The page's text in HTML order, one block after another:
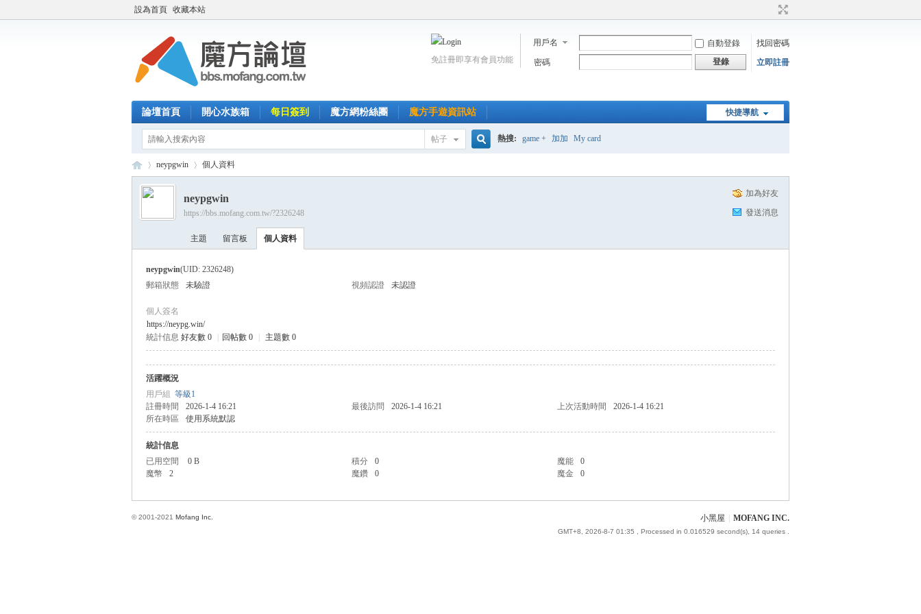
設為首頁 收藏本站
用戶名 自動登錄
找回密碼
密碼
登錄 立即註冊
免註冊即享有會員功能
快捷導航
論壇首頁 開心水族箱 每日簽到 魔方網粉絲團 魔方手遊資訊站
帖子 熱搜: game + 加加 My card
›
neypgwin 個人資料
加為好友
發送消息
neypgwin
https://bbs.mofang.com.tw/?2326248
主題 留言板 個人資料
neypgwin(UID: 2326248)
郵箱狀態
未驗證 視頻認證 未認證
個人簽名
https://neypg.win/
統計信息 好友數 0 回帖數 0 主題數 0
活躍概況
用戶組 等級1
註冊時間
2026-1-4 16:21 最後訪問 2026-1-4 16:21 上次活動時間
2026-1-4 16:21
所在時區
使用系統默認
統計信息
已用空間
0 B 積分 0 魔能
0
魔幣
2 魔鑽 0 魔金 0
小黑屋 MOFANG INC.
GMT+8, 2026-8-7 01:35 , Processed in 0.016529 second(s), 14 queries .
© 2001-2021 Mofang Inc.